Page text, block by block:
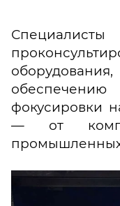
фокусировки
— от
промышленных